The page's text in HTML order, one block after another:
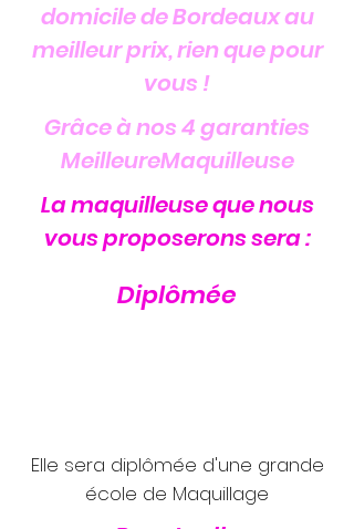
domicile de Bordeaux au
meilleur prix, rien que pour
vous !
Grâce à nos 4 garanties
MeilleureMaquilleuse
La maquilleuse que nous
vous proposerons sera :
Diplômée
Elle sera diplômée d'une grande
école de Maquillage